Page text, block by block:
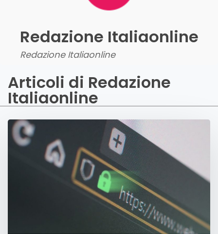
Redazione Italiaonline
Redazione Italiaonline
Articoli di Redazione
Italiaonline
Certificato
SSL:
cos’è